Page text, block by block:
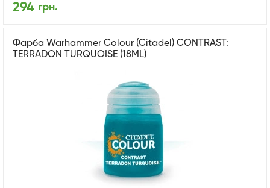
294 грн.
Фарба Warhammer Colour (Citadel) CONTRAST:
TERRADON TURQUOISE (18ML)